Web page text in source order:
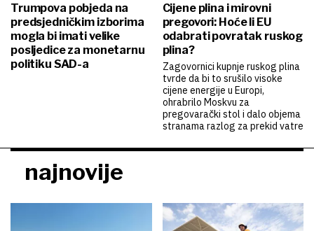
Trumpova pobjeda na
predsjedničkim izborima
mogla bi imati velike
posljedice za monetarnu
politiku SAD-a
Cijene plina i mirovni
pregovori: Hoće li EU
odabrati povratak ruskog
plina?
Zagovornici kupnje ruskog plina
tvrde da bi to srušilo visoke
cijene energije u Europi,
ohrabrilo Moskvu za
pregovarački stol i dalo objema
stranama razlog za prekid vatre
najnovije